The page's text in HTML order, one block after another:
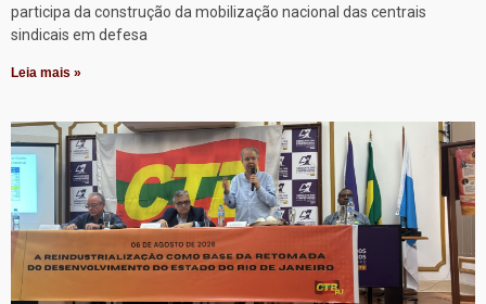
participa da construção da mobilização nacional das centrais
sindicais em defesa
Leia mais »